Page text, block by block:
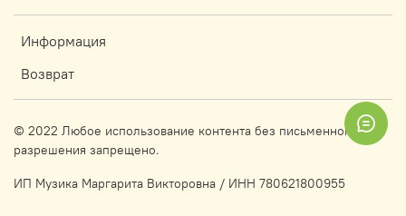
Информация
Возврат
© 2022 Любое использование контента без письменного
разрешения запрещено.
ИП Музика Маргарита Викторовна / ИНН 780621800955